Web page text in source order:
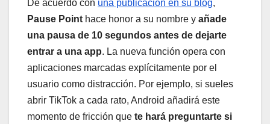
De acuerdo con una publicación en su blog,
Pause Point hace honor a su nombre y añade
una pausa de 10 segundos antes de dejarte
entrar a una app. La nueva función opera con
aplicaciones marcadas explícitamente por el
usuario como distracción. Por ejemplo, si sueles
abrir TikTok a cada rato, Android añadirá este
momento de fricción que te hará preguntarte si